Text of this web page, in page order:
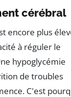
cérébral
encore plus
à réguler le
hypoglycémie
de troubles
C'est